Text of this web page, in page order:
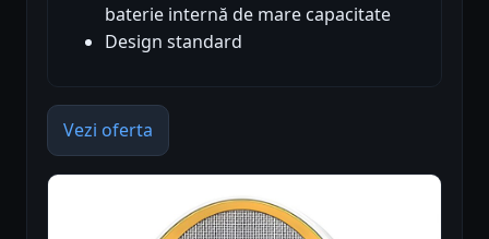
baterie internă de mare capacitate
Design standard
Vezi oferta